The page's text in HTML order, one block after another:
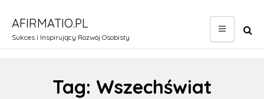
content
AFIRMATIO.PL
Sukces i Inspirujący Rozwój Osobisty
Tag: Wszechświat